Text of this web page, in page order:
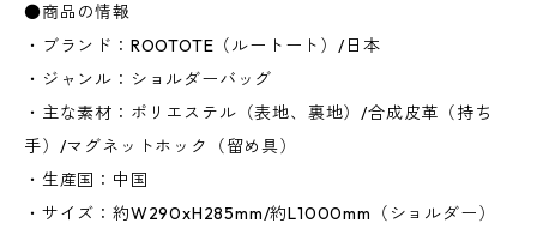
●商品の情報
・ブランド：ROOTOTE（ルートート）/日本
・ジャンル：ショルダーバッグ
・主な素材：ポリエステル（表地、裏地）/合成皮革（持ち
手）/マグネットホック（留め具）
・生産国：中国
・サイズ：約W290xH285mm/約L1000mm（ショルダー）